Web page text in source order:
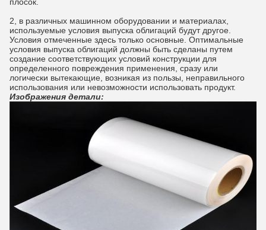
2, в различных машинном оборудовании и материалах,
используемые условия выпуска облигаций будут другое.
Условия отмеченные здесь только основные. Оптимальные
условия выпуска облигаций должны быть сделаны путем
создание соответствующих условий конструкции для
определенного повреждения применения, сразу или
логически вытекающие, возникая из пользы, неправильного
использования или невозможности использовать продукт.
Изображения детали: